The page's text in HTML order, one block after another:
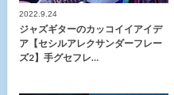
2022.9.24
ジャズギターのカッコイイアイデ
ア【セシルアレクサンダーフレー
ズ2】手グセフレ…